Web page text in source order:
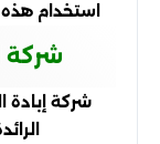
استخدام
شركة
شركة إبادة